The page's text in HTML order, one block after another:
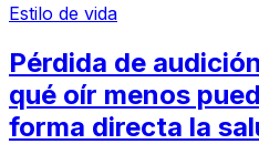
Estilo de vida
Pérdida de
qué oír menos
forma directa la